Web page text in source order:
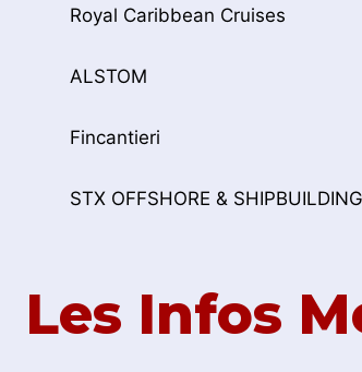
Royal Caribbean Cruises
ALSTOM
Fincantieri
STX OFFSHORE & SHIPBUILDING
Les Infos